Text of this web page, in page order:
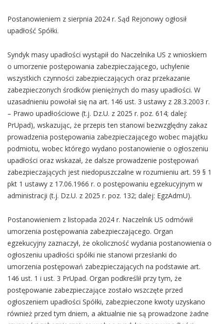
Postanowieniem z sierpnia 2024 r. Sąd Rejonowy ogłosił
upadłość Spółki.
Syndyk masy upadłości wystąpił do Naczelnika US z wnioskiem
o umorzenie postępowania zabezpieczającego, uchylenie
wszystkich czynności zabezpieczających oraz przekazanie
zabezpieczonych środków pieniężnych do masy upadłości. W
uzasadnieniu powołał się na art. 146 ust. 3 ustawy z 28.3.2003 r.
– Prawo upadłościowe (t.j. Dz.U. z 2025 r. poz. 614; dalej:
PrUpad), wskazując, że przepis ten stanowi bezwzględny zakaz
prowadzenia postępowania zabezpieczającego wobec majątku
podmiotu, wobec którego wydano postanowienie o ogłoszeniu
upadłości oraz wskazał, że dalsze prowadzenie postępowań
zabezpieczających jest niedopuszczalne w rozumieniu art. 59 § 1
pkt 1 ustawy z 17.06.1966 r. o postępowaniu egzekucyjnym w
administracji (t.j. Dz.U. z 2025 r. poz. 132; dalej: EgzAdmU).
Postanowieniem z listopada 2024 r. Naczelnik US odmówił
umorzenia postępowania zabezpieczającego. Organ
egzekucyjny zaznaczył, że okoliczność wydania postanowienia o
ogłoszeniu upadłości spółki nie stanowi przesłanki do
umorzenia postępowań zabezpieczających na podstawie art.
146 ust. 1 i ust. 3 PrUpad. Organ podkreślił przy tym, że
postępowanie zabezpieczające zostało wszczęte przed
ogłoszeniem upadłości Spółki, zabezpieczone kwoty uzyskano
również przed tym dniem, a aktualnie nie są prowadzone żadne